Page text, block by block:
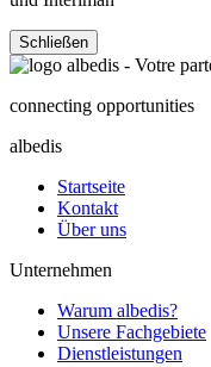
Schließen
connecting opportunities
albedis
Startseite
Kontakt
Über uns
Unternehmen
Warum albedis?
Unsere Fachgebiete
Dienstleistungen